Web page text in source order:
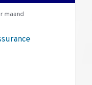
maand